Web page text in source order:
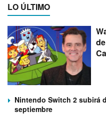
LO ÚLTIMO
Nintendo Switch 2 subirá
septiembre